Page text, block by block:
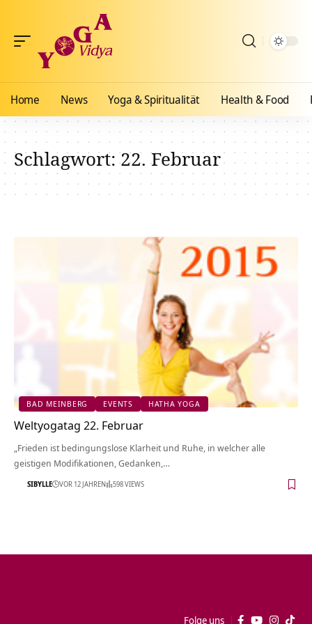
Home News Yoga & Spiritualität Health & Food
Schlagwort:22. Februar
BAD MEINBERG EVENTS HATHA YOGA
Weltyogatag 22. Februar
„Frieden ist bedingungslose Klarheit und Ruhe, in welcher alle
geistigen Modifikationen, Gedanken,…
SIBYLLE VOR 12 JAHREN 598 VIEWS
Folge uns